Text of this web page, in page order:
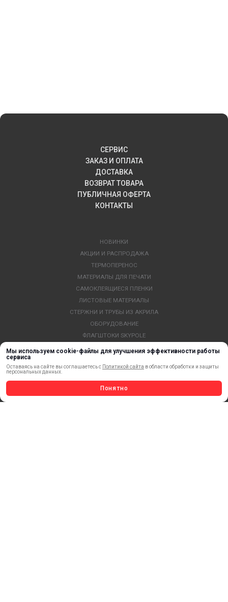
Мы используем cookie-файлы для улучшения эффективности работы
сервиса
Оставаясь на сайте вы соглашаетесь с Политикой сайта в области обработки и защиты
персональных данных.
Понятно
СЕРВИС
ЗАКАЗ И ОПЛАТА
ДОСТАВКА
ВОЗВРАТ ТОВАРА
ПУБЛИЧНАЯ ОФЕРТА
КОНТАКТЫ
НОВИНКИ
АКЦИИ И РАСПРОДАЖА
ТЕРМОПЕРЕНОС
МАТЕРИАЛЫ ДЛЯ ПЕЧАТИ
САМОКЛЕЯЩИЕСЯ ПЛЕНКИ
ЛИСТОВЫЕ МАТЕРИАЛЫ
СТЕРЖНИ И ТРУБЫ ИЗ АКРИЛА
ОБОРУДОВАНИЕ
ФЛАГШТОКИ SKYPOLE
ПРОФИЛИ И ПРОФИЛЬНЫЕ СИСТЕМЫ
МОБИЛЬНЫЕ СТЕНДЫ И POSM
УСЛУГИ И СЕРВИС